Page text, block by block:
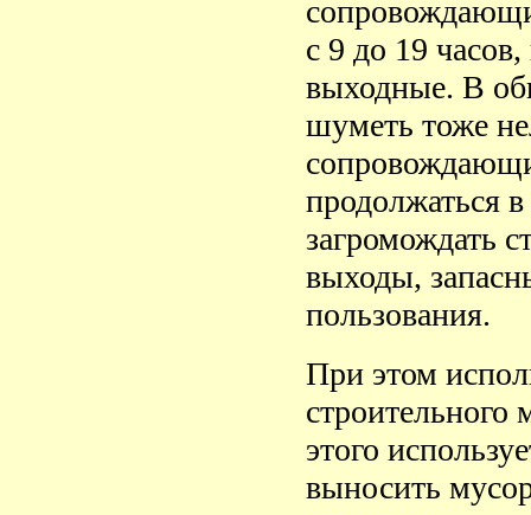
с 9 до 19
выходные. В
шуметь тоже
продолжаться
загромождать
выходы,
пользования.
При этом
строительного
этого
выносить